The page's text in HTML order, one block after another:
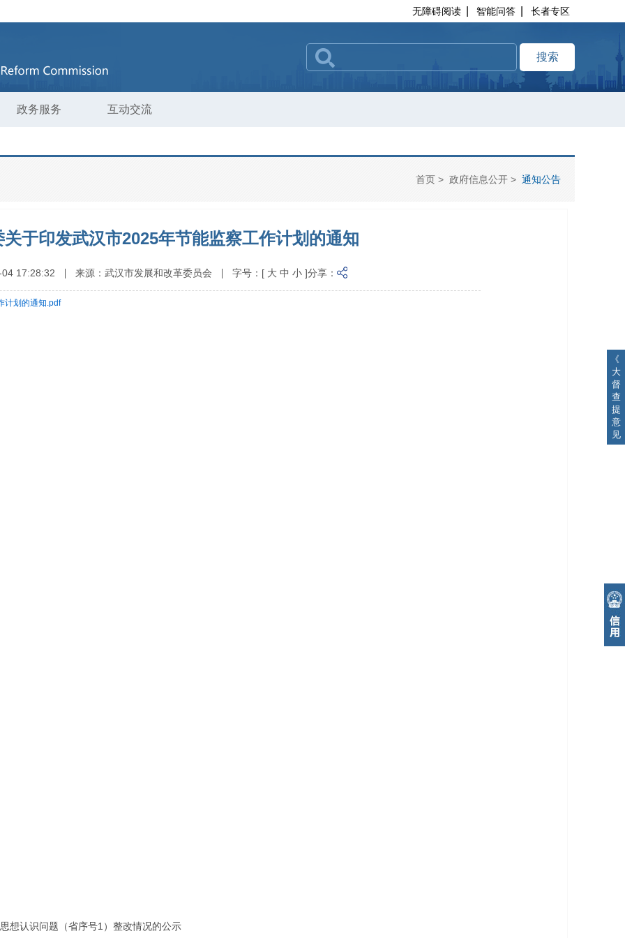
无障碍阅读 智能问答 长者专区
搜索
政务服务 互动交流
首页 > 政府信息公开 > 通知公告
于印发武汉市2025年节能监察工作计划的通知
17:28:32 来源： 武汉市发展和改革委员会 字号： [ 大 中 小]分享：
计划的通知.pdf
想认识问题（省序号1）整改情况的公示
《
大
督
查
提
意
见